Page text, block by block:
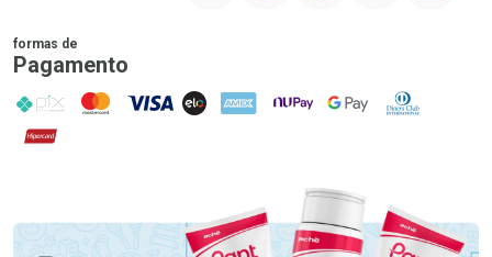
formas de
Pagamento
PIX MasterCard
VISA ELO AMEX NuPay Google PayDiners Club
Hipercard